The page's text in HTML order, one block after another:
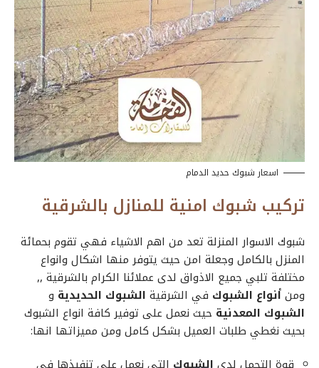
اسعار شبوك حديد الدمام
تركيب شبوك امنية للمنازل بالشرقية
شبوك الاسوار المنزلة تعد من اهم الاشياء فهي تقوم بحمائة
المنزل بالكامل وجعلة امن حيث يتوفر منها اشكال وانواع
مختلفة تلبي جميع الاذواق لدى عملائنا الكرام بالشرقية ,,
ومنأنواع الشبوك في الشرقية الشبوك الحديدية و
الشبوك المعدنية حيث نعمل على توفير كافة انواع الشبوك
بحيث نغطي طلبات العميل بشكل كامل ومن مميزاتها انها: